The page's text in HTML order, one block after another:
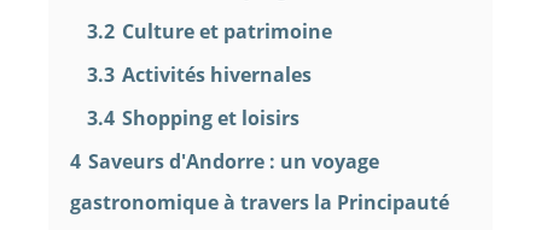
3.2 Culture et patrimoine
3.3 Activités hivernales
3.4 Shopping et loisirs
4 Saveurs d'Andorre : un voyage
gastronomique à travers la Principauté